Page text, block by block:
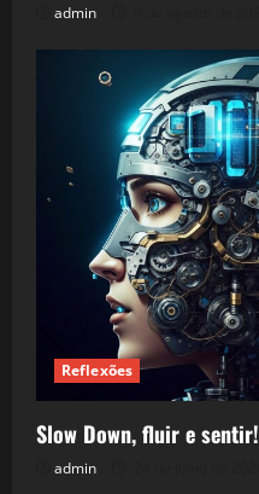
admin
Reflexões
Slow Down, fluir e sentir!
admin